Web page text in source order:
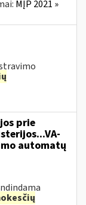
MĮP 2021 »
prie
automatų